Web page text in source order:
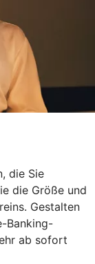
die Sie
die Größe und
Gestalten
Banking-
ab sofort